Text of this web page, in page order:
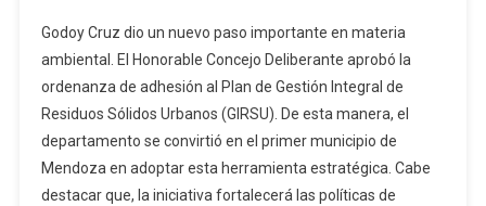
Godoy Cruz dio un nuevo paso importante en materia
ambiental. El Honorable Concejo Deliberante aprobó la
ordenanza de adhesión al Plan de Gestión Integral de
Residuos Sólidos Urbanos (GIRSU). De esta manera, el
departamento se convirtió en el primer municipio de
Mendoza en adoptar esta herramienta estratégica. Cabe
destacar que, la iniciativa fortalecerá las políticas de